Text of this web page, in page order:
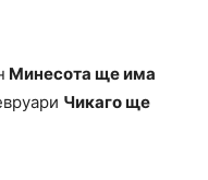
Минесота ще има
Чикаго ще